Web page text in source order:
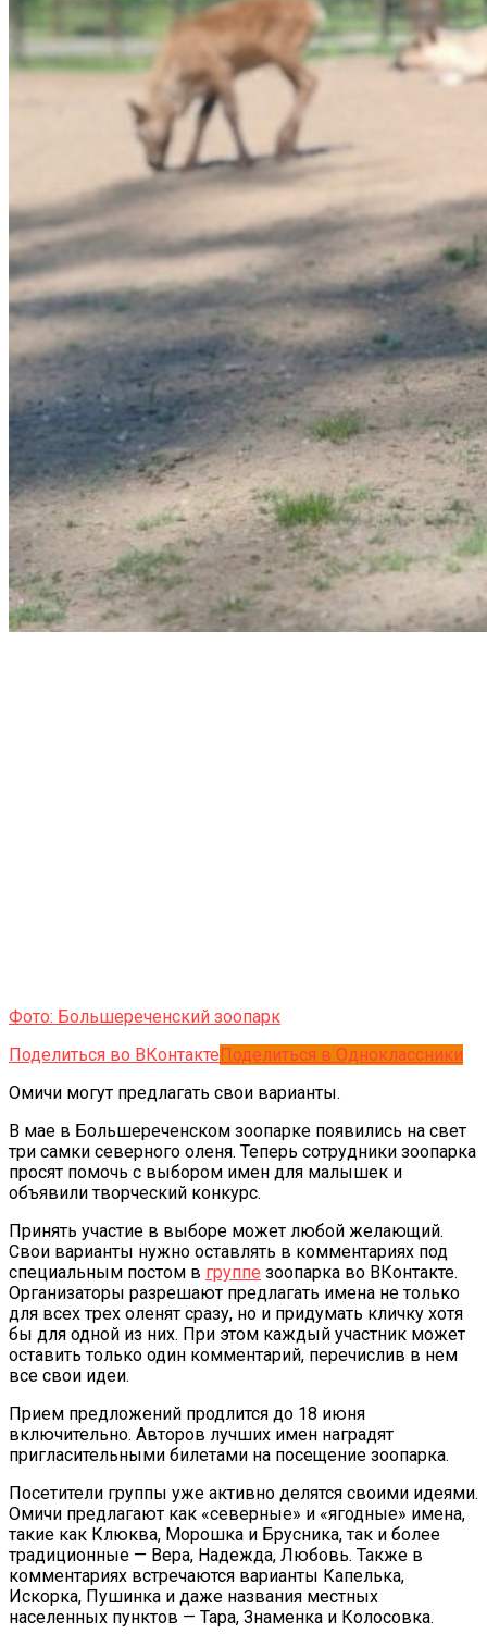
Фото: Большереченский зоопарк
Поделиться во ВКонтактеПоделиться в Одноклассники
Омичи могут предлагать свои варианты.
В мае в Большереченском зоопарке появились на свет
три самки северного оленя. Теперь сотрудники зоопарка
просят помочь с выбором имен для малышек и
объявили творческий конкурс.
Принять участие в выборе может любой желающий.
Свои варианты нужно оставлять в комментариях под
специальным постом в группе зоопарка во ВКонтакте.
Организаторы разрешают предлагать имена не только
для всех трех оленят сразу, но и придумать кличку хотя
бы для одной из них. При этом каждый участник может
оставить только один комментарий, перечислив в нем
все свои идеи.
Прием предложений продлится до 18 июня
включительно. Авторов лучших имен наградят
пригласительными билетами на посещение зоопарка.
Посетители группы уже активно делятся своими идеями.
Омичи предлагают как «северные» и «ягодные» имена,
такие как Клюква, Морошка и Брусника, так и более
традиционные — Вера, Надежда, Любовь. Также в
комментариях встречаются варианты Капелька,
Искорка, Пушинка и даже названия местных
населенных пунктов — Тара, Знаменка и Колосовка.